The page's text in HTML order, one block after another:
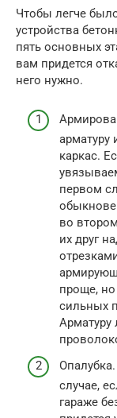
Чтобы легче
устройства
пять основных
вам придется
него нужно.
арматуру
каркас.
первом
во
их друг
проще,
сильных
Арматуру
случае,
гараже